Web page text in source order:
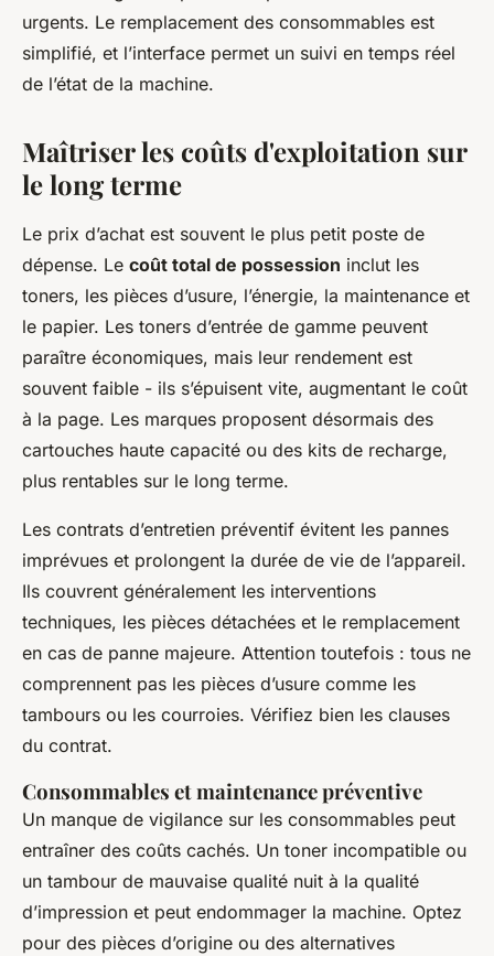
urgents. Le remplacement des consommables est
simplifié, et l’interface permet un suivi en temps réel
de l’état de la machine.
Maîtriser les coûts d'exploitation sur
le long terme
Le prix d’achat est souvent le plus petit poste de
dépense. Le coût total de possession inclut les
toners, les pièces d’usure, l’énergie, la maintenance et
le papier. Les toners d’entrée de gamme peuvent
paraître économiques, mais leur rendement est
souvent faible - ils s’épuisent vite, augmentant le coût
à la page. Les marques proposent désormais des
cartouches haute capacité ou des kits de recharge,
plus rentables sur le long terme.
Les contrats d’entretien préventif évitent les pannes
imprévues et prolongent la durée de vie de l’appareil.
Ils couvrent généralement les interventions
techniques, les pièces détachées et le remplacement
en cas de panne majeure. Attention toutefois : tous ne
comprennent pas les pièces d’usure comme les
tambours ou les courroies. Vérifiez bien les clauses
du contrat.
Consommables et maintenance préventive
Un manque de vigilance sur les consommables peut
entraîner des coûts cachés. Un toner incompatible ou
un tambour de mauvaise qualité nuit à la qualité
d’impression et peut endommager la machine. Optez
pour des pièces d’origine ou des alternatives